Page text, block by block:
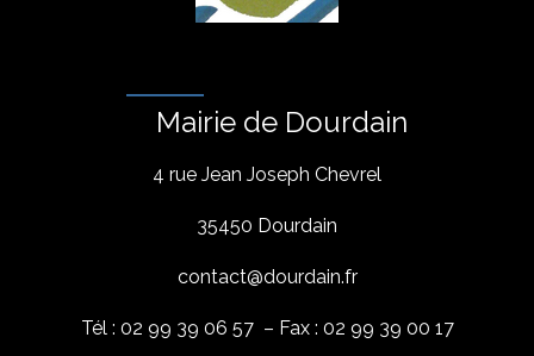
Mairie de Dourdain
4 rue Jean Joseph Chevrel
35450 Dourdain
contact@dourdain.fr
Tél : 02 99 39 06 57 – Fax : 02 99 39 00 17